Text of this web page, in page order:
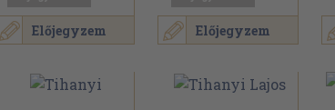
Előjegyzem Előjegyzem